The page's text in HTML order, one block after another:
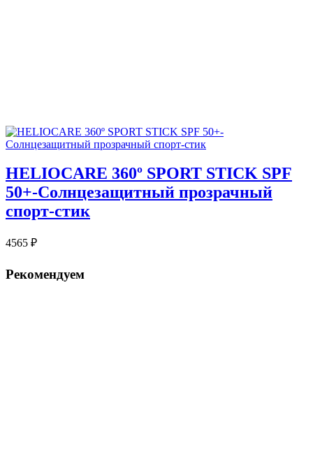
HELIOCARE 360º SPORT STICK SPF
50+-Солнцезащитный прозрачный
спорт-стик
4565 ₽
Рекомендуем